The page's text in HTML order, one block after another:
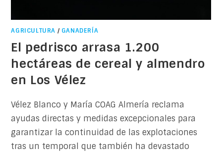
AGRICULTURA / GANADERÍA
El pedrisco arrasa 1.200
hectáreas de cereal y almendro
en Los Vélez
Vélez Blanco y María COAG Almería reclama
ayudas directas y medidas excepcionales para
garantizar la continuidad de las explotaciones
tras un temporal que también ha devastado